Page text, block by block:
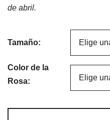
de abril.
Tamaño:
Color de la
Rosa: